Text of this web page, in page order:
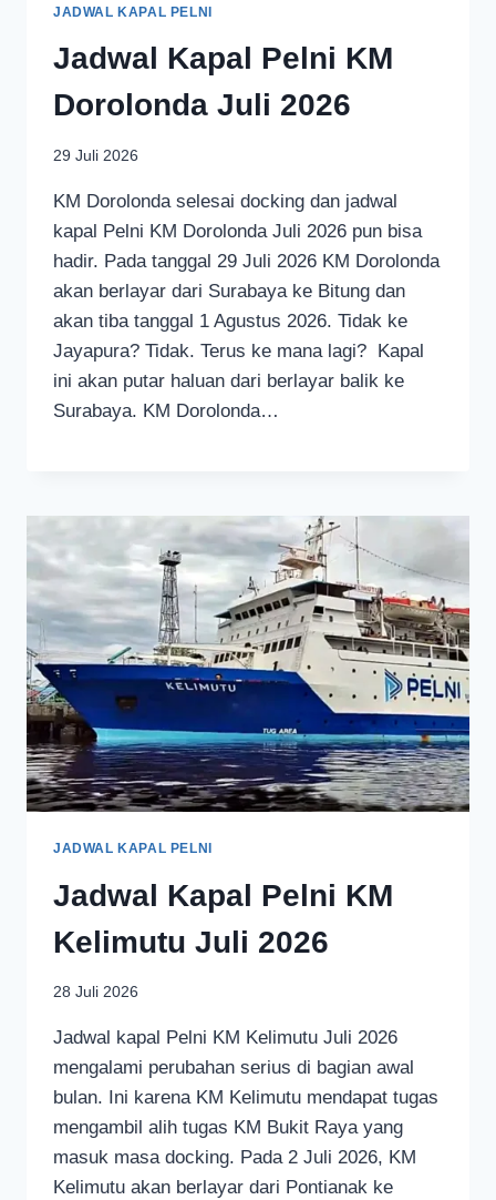
JADWAL KAPAL PELNI
Jadwal Kapal Pelni KM
Dorolonda Juli 2026
29 Juli 2026
KM Dorolonda selesai docking dan jadwal
kapal Pelni KM Dorolonda Juli 2026 pun bisa
hadir. Pada tanggal 29 Juli 2026 KM Dorolonda
akan berlayar dari Surabaya ke Bitung dan
akan tiba tanggal 1 Agustus 2026. Tidak ke
Jayapura? Tidak. Terus ke mana lagi? Kapal
ini akan putar haluan dari berlayar balik ke
Surabaya. KM Dorolonda…
JADWAL KAPAL PELNI
Jadwal Kapal Pelni KM
Kelimutu Juli 2026
28 Juli 2026
Jadwal kapal Pelni KM Kelimutu Juli 2026
mengalami perubahan serius di bagian awal
bulan. Ini karena KM Kelimutu mendapat tugas
mengambil alih tugas KM Bukit Raya yang
masuk masa docking. Pada 2 Juli 2026, KM
Kelimutu akan berlayar dari Pontianak ke